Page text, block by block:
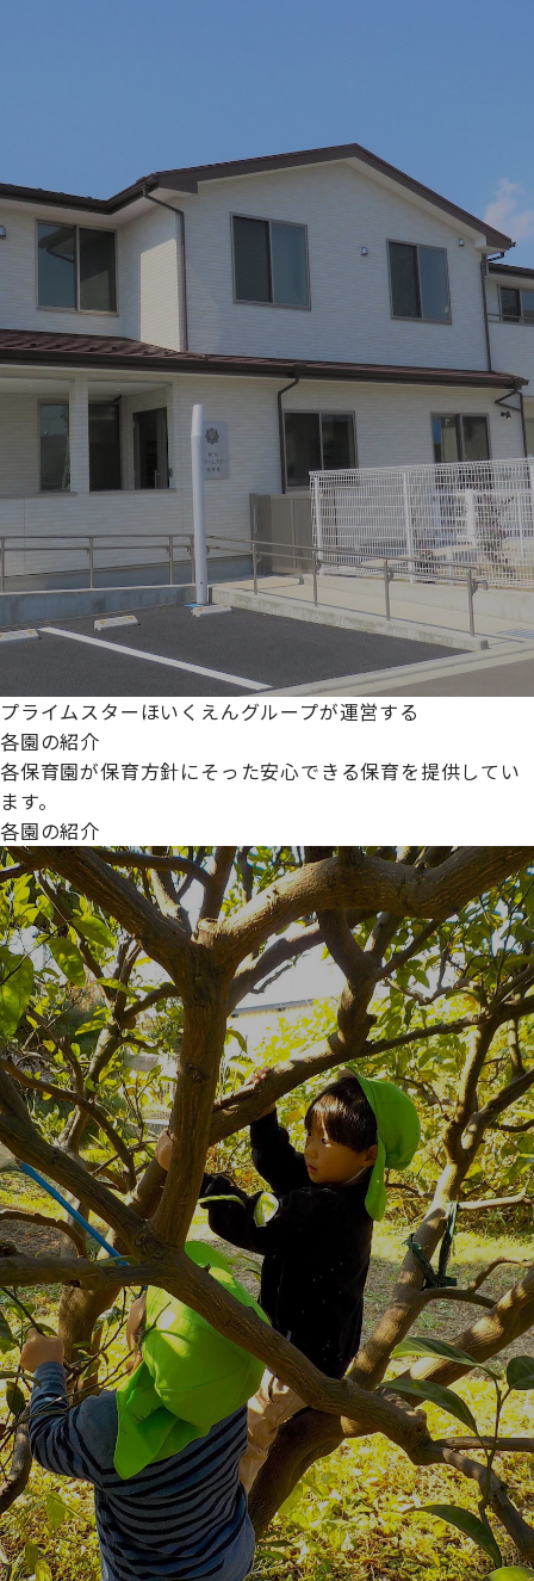
プライムスターほいくえんグループが運営する
各園の紹介
各保育園が保育方針にそった安心できる保育を提供してい
ます。
各園の紹介